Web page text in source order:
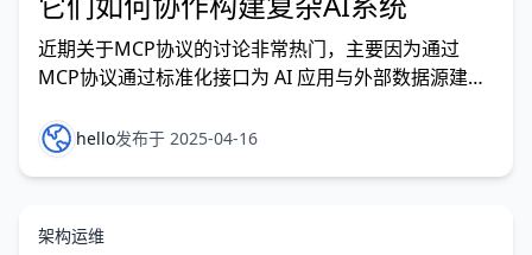
近期关于MCP协议的讨论非常热门，主要因为通过
MCP协议通过标准化接口为 AI 应用与外部数据源建立
进行交互，从而实现各种专业场景下的智能应用。关于
如何实现MCP的架构，在上一篇 《如何用Spring AI构
hello发布于 2025-04-16
架构运维